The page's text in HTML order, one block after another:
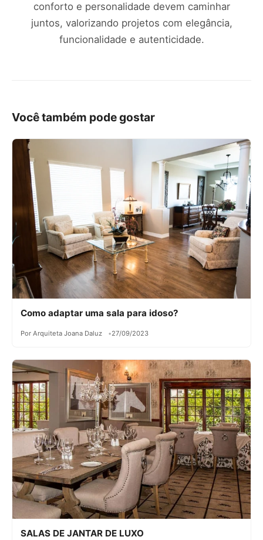
conforto e personalidade devem caminhar
juntos, valorizando projetos com elegância,
funcionalidade e autenticidade.
Você também pode gostar
Como adaptar uma sala para idoso?
Por Arquiteta Joana Daluz 27/09/2023
SALAS DE JANTAR DE LUXO